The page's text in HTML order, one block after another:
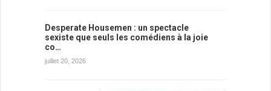
Desperate Housemen : un spectacle
sexiste que seuls les comédiens à la joie
co…
juillet 20, 2026